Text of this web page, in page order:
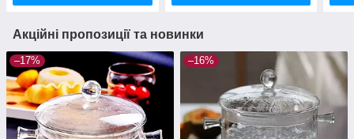
Акційні пропозиції та новинки
–17% –16%